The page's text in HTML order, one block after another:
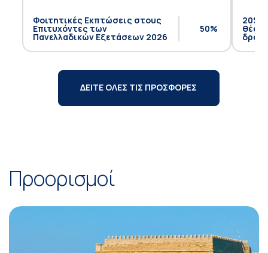
Φοιτητικές Εκπτώσεις στους
Επιτυχόντες των
Πανελλαδικών Εξετάσεων 2026
50%
20%
θέση
ΔΕΙΤΕ ΟΛΕΣ ΤΙΣ ΠΡΟΣΦΟΡΕΣ
Προορισμοί